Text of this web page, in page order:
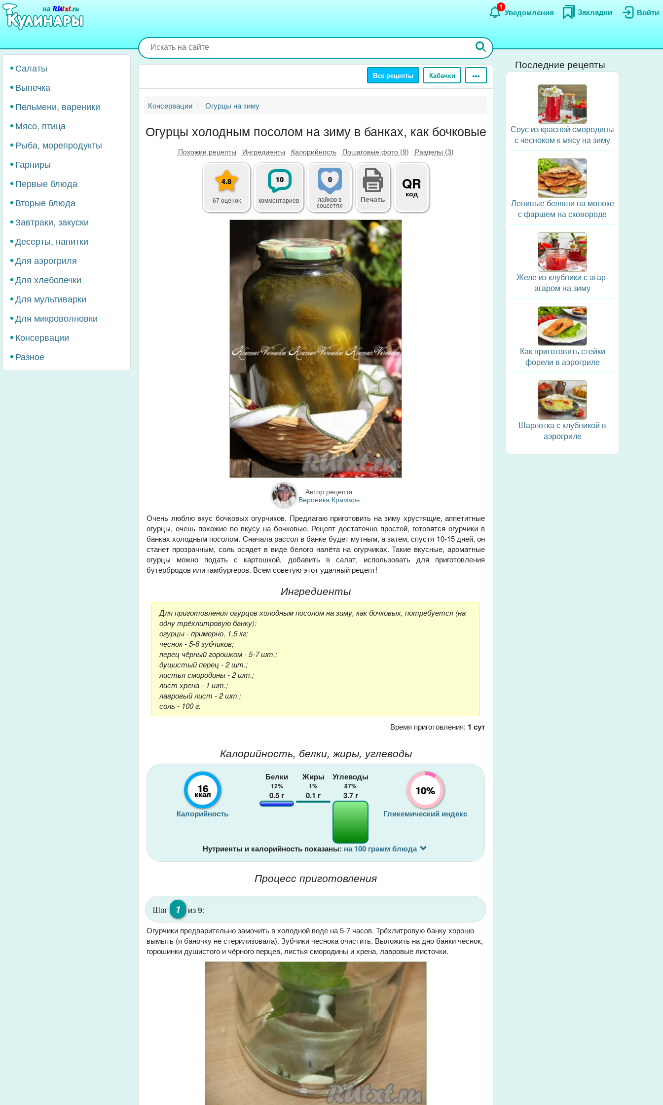
Перейти
основному
Войти
Закладки
Уведомления
1
Салаты
Выпечка
Пельмени, вареники
Мясо, птица
Рыба, морепродукты
Гарниры
Первые блюда
Вторые блюда
Завтраки, закуски
Десерты, напитки
Для аэрогриля
Для хлебопечки
Для мультиварки
Для микроволновки
Консервации
Разное
Все рецепты Кабачки
Консервации Огурцы на зиму
Огурцы холодным посолом на зиму в банках, как бочковые
Похожие рецепты Ингредиенты Калорийность Пошаговые фото (9) Разделы (3)
4.8
67 оценок
10
комментариев
0
лайковв
соцсетях
Печать
QR
код
Автор рецепта
Вероника Крамарь
Очень люблю вкус бочковых огурчиков. Предлагаю приготовить на зиму хрустящие, аппетитные
огурцы, очень похожие по вкусу на бочковые. Рецепт достаточно простой, готовятся огурчики в
банках холодным посолом. Сначала рассол в банке будет мутным, а затем, спустя 10-15 дней, он
станет прозрачным, соль осядет в виде белого налёта на огурчиках. Такие вкусные, ароматные
огурцы можно подать с картошкой, добавить в салат, использовать для приготовления
бутербродов или гамбургеров. Всем советую этот удачный рецепт!
Ингредиенты
Для приготовления огурцов холодным посолом на зиму, как бочковых, потребуется (на
одну трёхлитровую банку):
огурцы - примерно, 1,5 кг;
чеснок - 5-6 зубчиков;
перец чёрный горошком - 5-7 шт.;
душистый перец - 2 шт.;
листья смородины - 2 шт.;
лист хрена - 1 шт.;
лавровый лист - 2 шт.;
соль - 100 г.
Время приготовления: 1 сут
Калорийность, белки, жиры, углеводы
16
ккал
Калорийность
Белки
12%
0.5 г
Жиры
1%
0.1 г
Углеводы
87%
3.7г 10%
Гликемический индекс
Нутриенты и калорийность показаны: на 100 грамм блюда
Процесс приготовления
Шаг 1 из 9:
Огурчики предварительно замочить в холодной воде на 5-7 часов. Трёхлитровую банку хорошо
вымыть (я баночку не стерилизовала). Зубчики чеснока очистить. Выложить на дно банки чеснок,
горошинки душистого и чёрного перцев, листья смородины и хрена, лавровые листочки.
Последние рецепты
Соус из красной смородины
с чесноком к мясу на зиму
Ленивые беляши на молоке
с фаршем на сковороде
Желе из клубники с агар-
агаром на зиму
Как приготовить стейки
форели в аэрогриле
Шарлотка с клубникой в
аэрогриле